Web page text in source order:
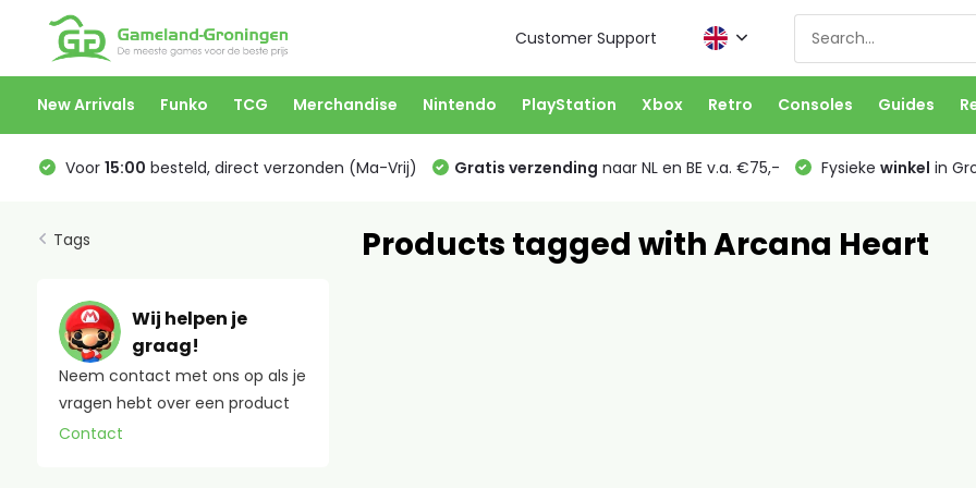
Customer Support
New Arrivals Funko TCG Merchandise Nintendo PlayStation Xbox Retro Consoles Guides
Voor 15:00 besteld, direct verzonden (Ma-Vrij) Gratis verzending naar NL en BE v.a. €75,- Fysieke winkel in
Tags
Wij helpen je
graag!
Neem contact met ons op als je
vragen hebt over een product
Contact
Products tagged with Arcana Heart